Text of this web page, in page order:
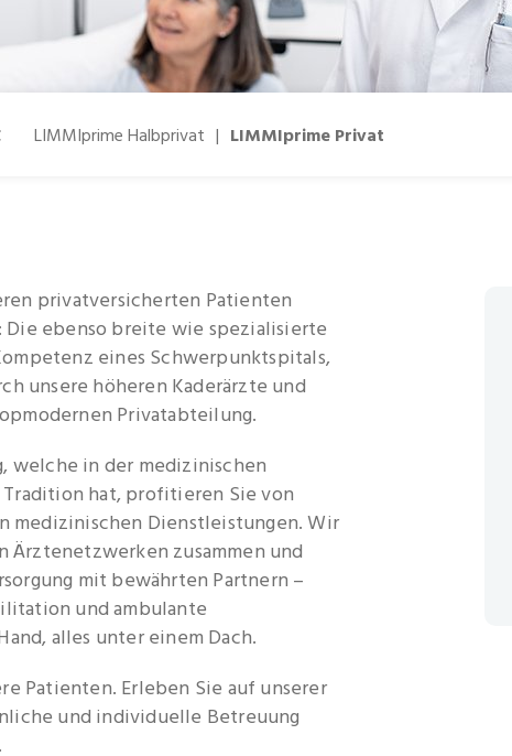
LIMMIprime Halbprivat | LIMMIprime Privat
privatversicherten Patienten
ebenso breite wie spezialisierte
eines Schwerpunktspitals,
unsere höheren Kaderärzte und
Privatabteilung.
welche in der medizinischen
hat, profitieren Sie von
medizinischen Dienstleistungen. Wir
zusammen und
mit bewährten Partnern –
und ambulante
alles unter einem Dach.
Patienten. Erleben Sie auf unserer
und individuelle Betreuung